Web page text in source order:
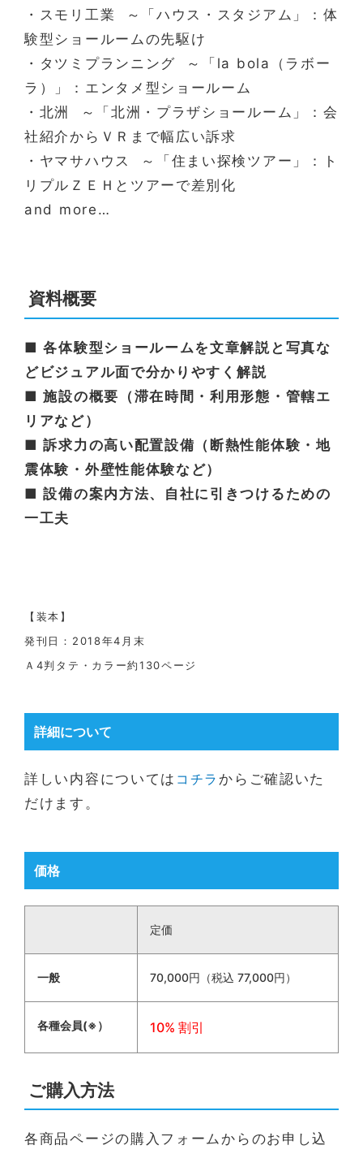
・スモリ工業 ～「ハウス・スタジアム」：体
験型ショールームの先駆け
・タツミプランニング ～「la bola（ラボー
ラ）」：エンタメ型ショールーム
・北洲 ～「北洲・プラザショールーム」：会
社紹介からＶＲまで幅広い訴求
・ヤマサハウス ～「住まい探検ツアー」：ト
リプルＺＥＨとツアーで差別化
and more…
資料概要
■ 各体験型ショールームを文章解説と写真な
どビジュアル面で分かりやすく解説
■ 施設の概要（滞在時間・利用形態・管轄エ
リアなど）
■ 訴求力の高い配置設備（断熱性能体験・地
震体験・外壁性能体験など）
■ 設備の案内方法、自社に引きつけるための
一工夫
【装本】
発刊日：2018年4月末
Ａ4判タテ・カラー約130ページ
詳細について
詳しい内容については コチラ からご確認いた
だけます。
価格
定価
一般 70,000円（税込 77,000円）
各種会員(※） 10% 割引
ご購入方法
各商品ページの購入フォームからのお申し込